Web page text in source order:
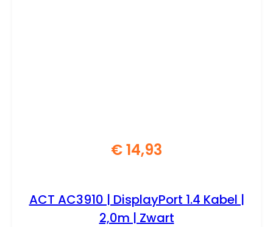
€14,93
ACT AC3910 | DisplayPort 1.4 Kabel |
2,0m | Zwart